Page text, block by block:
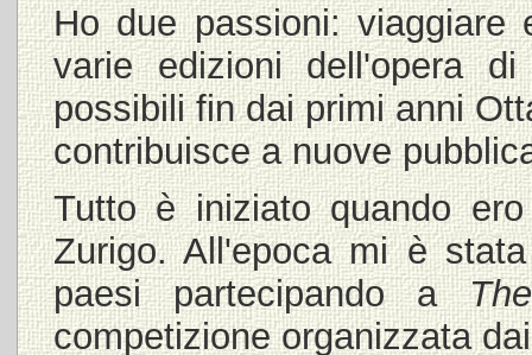
Ho due passioni:
varie edizioni dell'opera
possibili fin dai primi anni
contribuisce a nuove
Tutto è iniziato quando
Zurigo. All'epoca mi è
paesi partecipando a
competizione organizzata